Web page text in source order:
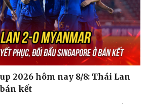
2026 hôm nay 8/8: Thái Lan
kết